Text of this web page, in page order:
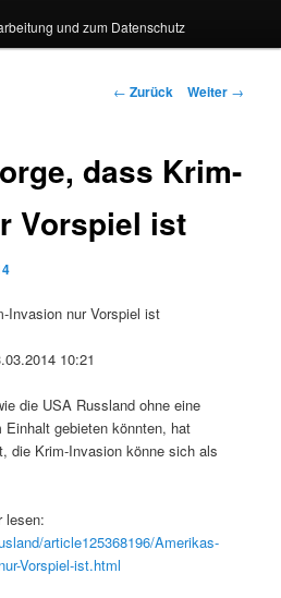
und zum Datenschutz
Beitragsnavigation
← Zurück Weiter →
dass Krim-
Vorspiel ist
Invasion nur Vorspiel ist
10:21
die USA Russland ohne eine
Einhalt gebieten könnten, hat
die Krim-Invasion könne sich als
lesen:
article125368196/Amerikas-
Vorspiel-ist.html